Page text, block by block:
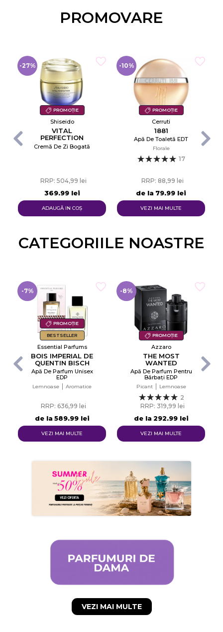
PROMOVARE
PROMOȚIE
-27%
Shiseido
VITAL
PERFECTION
UPLIFTING AND
Cremă De Zi Bogată
RRP: 504,99 lei
369,99 lei
ADAUGĂ IN COŞ
PROMOȚIE
-10%
Cerruti
1881
Apă De Toaletă EDT
Florale
17
de la
RRP: 88,99 lei
79,99 lei
VEZI MAI MULTE
CATEGORIILE NOASTRE​
PROMOȚIE
BESTSELLER
-7%
Essential Parfums
BOIS IMPERIAL DE
QUENTIN BISCH
Apă De Parfum Unisex
EDP
Lemnoase Aromatice
de la
RRP: 636,99 lei
589,99 lei
VEZI MAI MULTE
PROMOȚIE
-8%
Azzaro
THE MOST
WANTED
Apă De Parfum Pentru
Bărbați EDP
Picant Lemnoase
2
de la
RRP: 319,99 lei
292,99 lei
VEZI MAI MULTE
VEZI MAI MULTE
Creeaza o lista de dorinte
Numele listei de dorinte
Anuleaza
Creeaza o lista de dorinte